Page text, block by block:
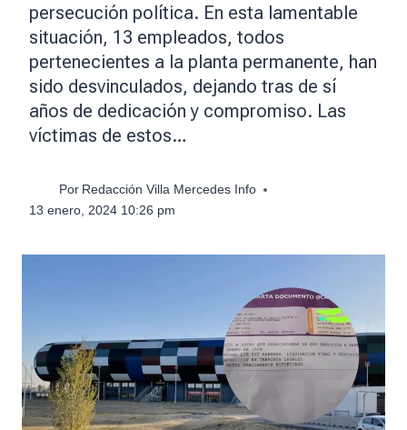
persecución política. En esta lamentable
situación, 13 empleados, todos
pertenecientes a la planta permanente, han
sido desvinculados, dejando tras de sí
años de dedicación y compromiso. Las
víctimas de estos…
Por Redacción Villa Mercedes Info
13 enero, 2024 10:26 pm